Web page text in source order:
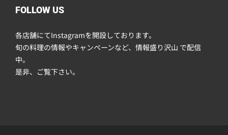
FOLLOW US
各店舗にてInstagramを開設しております。
旬の料理の情報やキャンペーンなど、情報盛り沢山 で配信
中。
是非、ご覧下さい。